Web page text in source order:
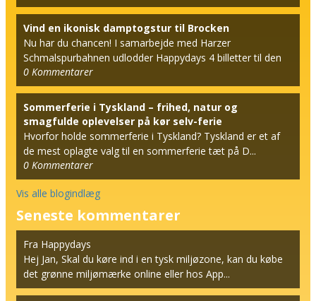
Vind en ikonisk damptogstur til Brocken
Nu har du chancen! I samarbejde med Harzer
Schmalspurbahnen udlodder Happydays 4 billetter til den
berømt...
0 Kommentarer
Sommerferie i Tyskland – frihed, natur og
smagfulde oplevelser på kør selv-ferie
Hvorfor holde sommerferie i Tyskland? Tyskland er et af
de mest oplagte valg til en sommerferie tæt på D...
0 Kommentarer
Vis alle blogindlæg
Seneste kommentarer
Fra Happydays
Hej Jan, Skal du køre ind i en tysk miljøzone, kan du købe
det grønne miljømærke online eller hos App...